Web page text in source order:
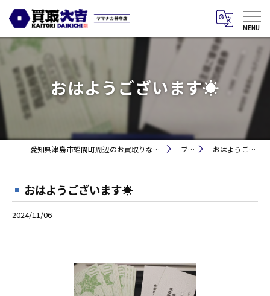
おはようございます☀
愛知県津島市蛭間町周辺のお買取りなら買取大吉 ヤマナカ神守店 ブログ おはようございます☀
おはようございます☀
2024/11/06